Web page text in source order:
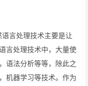
语言处理技术主要是让
言处理技术中，大量使
语法分析等等，除此之
机器学习等技术。作为